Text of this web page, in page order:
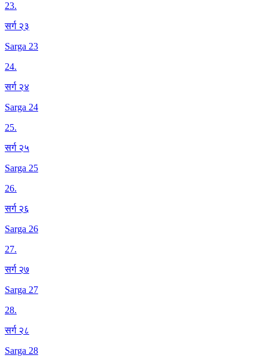
23.
सर्ग २३
Sarga 23
24.
सर्ग २४
Sarga 24
25.
सर्ग २५
Sarga 25
26.
सर्ग २६
Sarga 26
27.
सर्ग २७
Sarga 27
28.
सर्ग २८
Sarga 28